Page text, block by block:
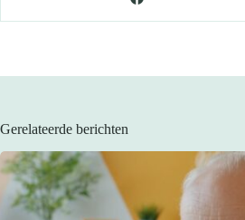
Gerelateerde berichten